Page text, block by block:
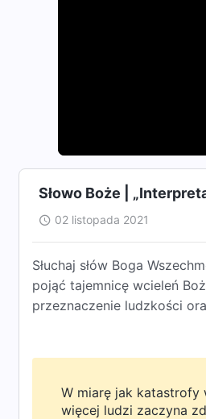
Słowo Boże |
02 listopada 2021
Słuchaj słów Boga
pojąć tajemnicę wcieleń
przeznaczenie ludzkości
W miarę jak katastrofy
więcej ludzi zaczyna